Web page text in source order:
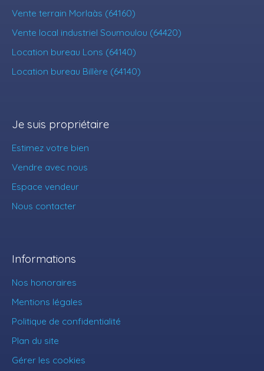
Vente terrain Morlaàs (64160)
Vente local industriel Soumoulou (64420)
Location bureau Lons (64140)
Location bureau Billère (64140)
Je suis propriétaire
Estimez votre bien
Vendre avec nous
Espace vendeur
Nous contacter
Informations
Nos honoraires
Mentions légales
Politique de confidentialité
Plan du site
Gérer les cookies